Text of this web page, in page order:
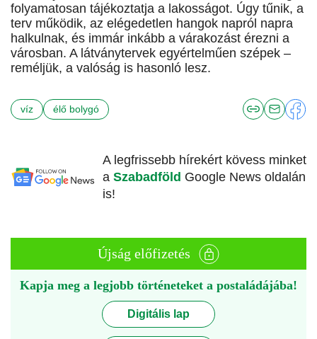
folyamatosan tájékoztatja a lakosságot. Úgy tűnik, a
terv működik, az elégedetlen hangok napról napra
halkulnak, és immár inkább a várakozást érezni a
városban. A látványtervek egyértelműen szépek –
reméljük, a valóság is hasonló lesz.
víz élő bolygó
A legfrissebb hírekért kövess minket
a Szabadföld Google News oldalán
is!
Újság előfizetés
Kapja meg a legjobb történeteket a postaládájába!
Digitális lap